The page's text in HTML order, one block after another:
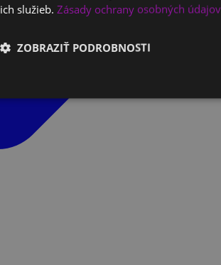
ich služieb. Zásady ochrany osobných údajov
ZOBRAZIŤ PODROBNOSTI